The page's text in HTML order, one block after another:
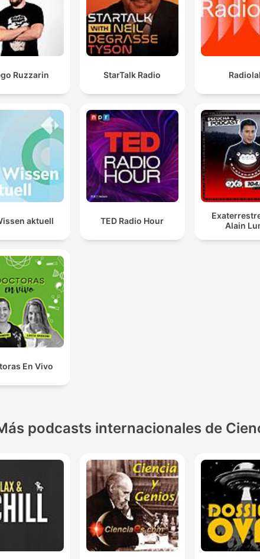
Ruzzarin StarTalk Radio
aktuell TED Radio Hour
Alain
En Vivo
podcasts internacionales de